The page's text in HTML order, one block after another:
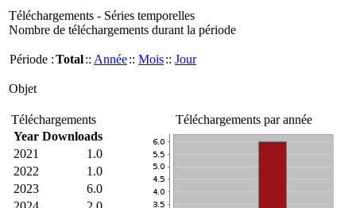
Téléchargements - Séries temporelles
Nombre de téléchargements durant la période
Période :Total:: Année:: Mois:: Jour
Objet
Téléchargements
Year Downloads
2021
1.0
2022
1.0
2023
6.0
Téléchargements par année